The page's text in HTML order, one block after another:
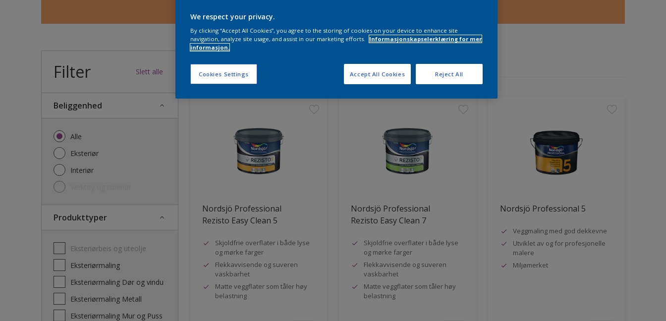
Filter Slett alle
Beliggenhed
Alle
Eksteriør
Interiør
Produkttyper
Eksteriørbeis og uteolje
Eksteriørmaling
Eksteriørmaling Dør og vindu
Eksteriørmaling Metall
Eksteriørmaling Mur og Puss
33produkter funnet
Nordsjö Professional
Rezisto Easy Clean 5
Skjoldfrie overflater i både lyse
og mørke farger
Flekkavvisende og suveren
vaskbarhet
Matte veggflater som tåler høy
belastning
Nordsjö Professional
Rezisto Easy Clean 7
Skjoldfrie overflater i både lyse
og mørke farger
Flekkavvisende og suveren
vaskbarhet
Matte veggflater som tåler høy
belastning
Nordsjö Professional 5
Veggmaling med god dekkevne
Utviklet av og for profesjonelle
malere
Miljømerket
We respect your privacy.
By clicking “Accept All Cookies”, you agree to the storing of cookies on your device to enhance site
navigation, analyze site usage, and assist in our marketing efforts.
Informasjonskapselerklæring for mer
informasjon.
Cookies Settings Reject All
Accept All Cookies